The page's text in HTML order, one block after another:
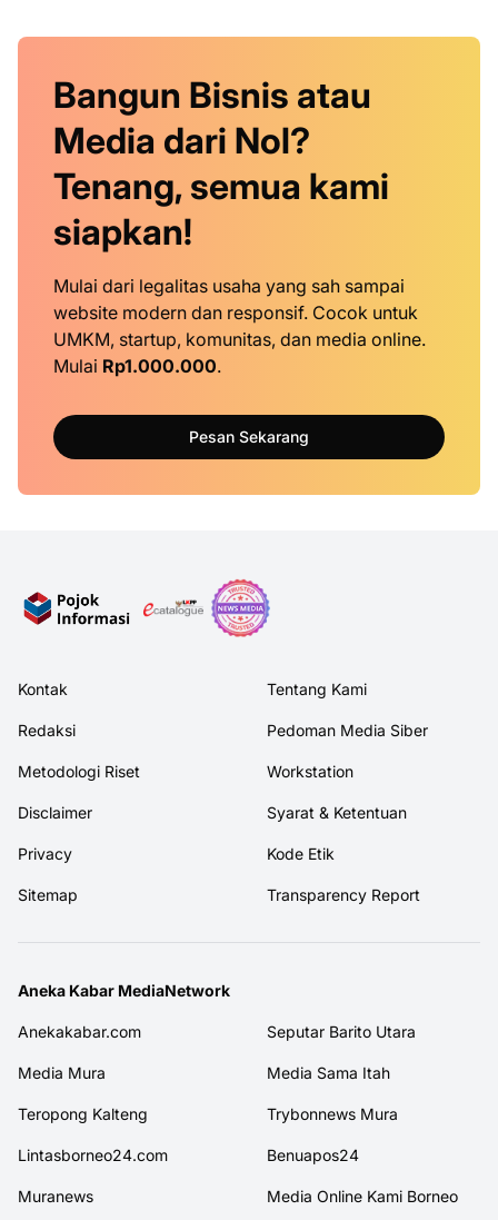
Bangun Bisnis atau
Media dari Nol?
Tenang, semua kami
siapkan!
Mulai dari legalitas usaha yang sah sampai
website modern dan responsif. Cocok untuk
UMKM, startup, komunitas, dan media online.
Mulai Rp1.000.000.
Pesan Sekarang
Kontak Tentang Kami
Redaksi Pedoman Media Siber
Metodologi Riset Workstation
Disclaimer Syarat & Ketentuan
Privacy Kode Etik
Sitemap Transparency Report
Aneka Kabar MediaNetwork
Anekakabar.com Seputar Barito Utara
Media Mura Media Sama Itah
Teropong Kalteng Trybonnews Mura
Lintasborneo24.com Benuapos24
Muranews Media Online Kami Borneo